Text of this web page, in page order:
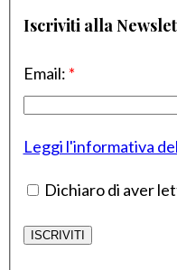
Iscriviti alla
Email: *
Leggi l'informativa
Dichiaro di aver